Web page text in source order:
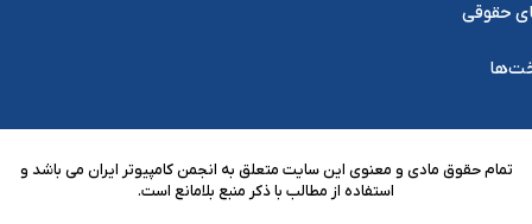
حقوقی
تمام حقوق مادی و معنوی این سایت متعلق به انجمن کامپیوتر ایران می باشد و
استفاده از مطالب با ذکر منبع بلامانع است.